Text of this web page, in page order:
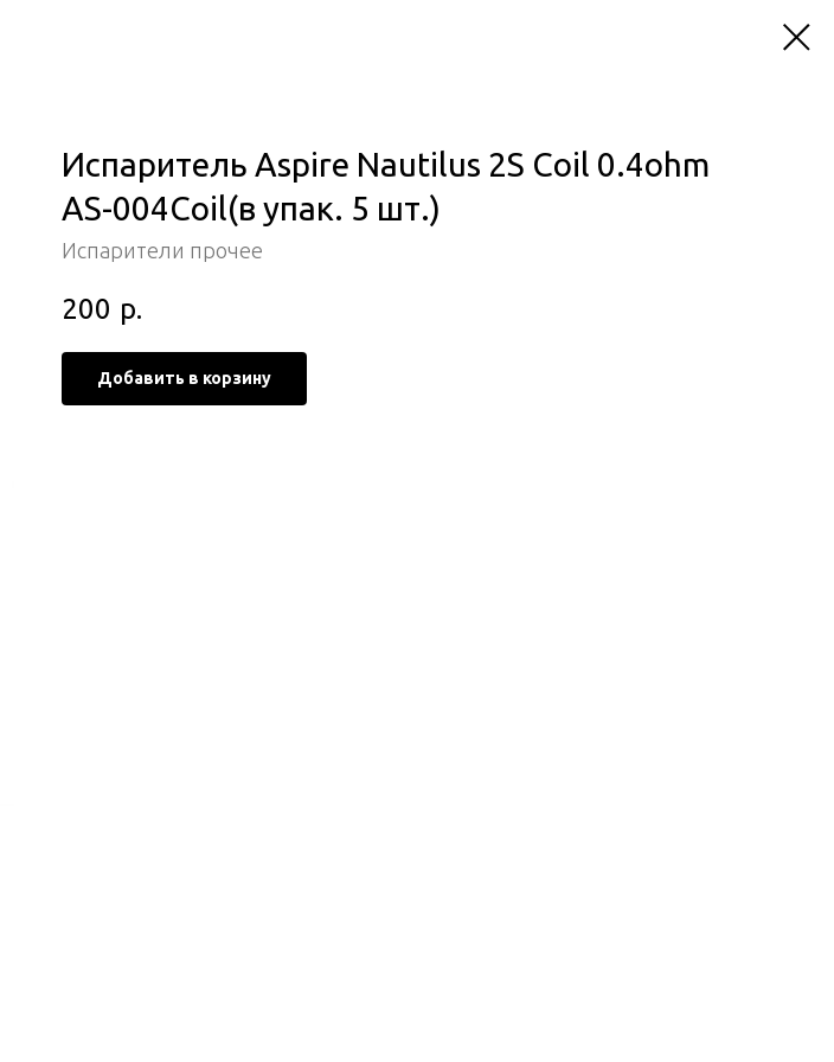
Испаритель Aspire Nautilus 2S Coil 0.4ohm
AS-004Coil(в упак. 5 шт.)
Испарители прочее
200 р.
Добавить в корзину